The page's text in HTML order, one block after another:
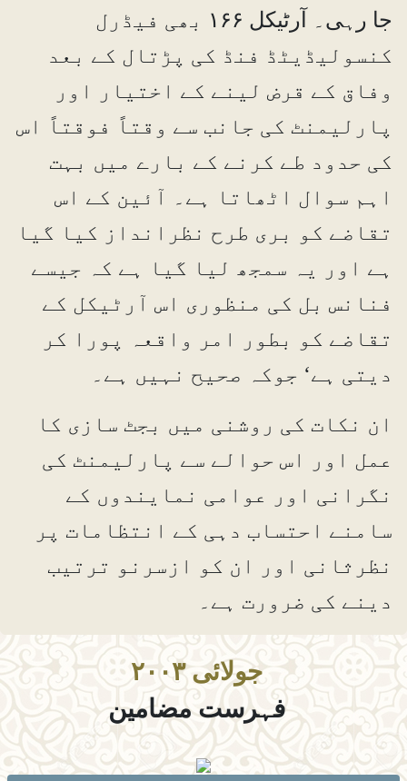
جولائی ۲۰۰۳
فہرست مضامین
جا رہی۔ آرٹیکل ۱۶۶ بھی فیڈرل
کنسولیڈیٹڈ فنڈ کی پڑتال کے بعد
وفاق کے قرض لینے کے اختیار اور
پارلیمنٹ کی جانب سے وقتاً فوقتاً اس
کی حدود طے کرنے کے بارے میں بہت
اہم سوال اٹھاتا ہے۔ آئین کے اس
تقاضے کو بری طرح نظرانداز کیا گیا
ہے اور یہ سمجھ لیا گیا ہے کہ جیسے
فنانس بل کی منظوری اس آرٹیکل کے
تقاضے کو بطور امر واقعہ پورا کر
دیتی ہے‘ جوکہ صحیح نہیں ہے۔
ان نکات کی روشنی میں بجٹ سازی کا
عمل اور اس حوالے سے پارلیمنٹ کی
نگرانی اور عوامی نمایندوں کے
سامنے احتساب دہی کے انتظامات پر
نظرثانی اور ان کو ازسرنو ترتیب
دینے کی ضرورت ہے۔